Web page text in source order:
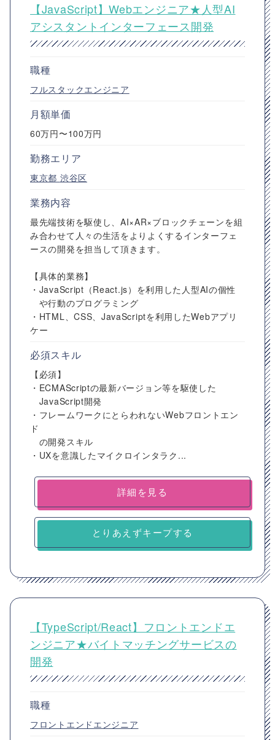
【JavaScript】Webエンジニア★人型AI
アシスタントインターフェース開発
職種
フルスタックエンジニア
月額単価
60万円〜100万円
勤務エリア
東京都 渋谷区
業務内容
最先端技術を駆使し、AI×AR×ブロックチェーンを組
み合わせて人々の生活をよりよくするインターフェ
ースの開発を担当して頂きます。
【具体的業務】
・JavaScript（React.js）を利用した人型AIの個性
や行動のプログラミング
・HTML、CSS、JavaScriptを利用したWebアプリ
ケー
必須スキル
【必須】
・ECMAScriptの最新バージョン等を駆使した
JavaScript開発
・フレームワークにとらわれないWebフロントエン
ド
の開発スキル
・UXを意識したマイクロインタラク...
詳細を見る
とりあえずキープする
【TypeScript/React】フロントエンドエ
ンジニア★バイトマッチングサービスの
開発
職種
フロントエンドエンジニア